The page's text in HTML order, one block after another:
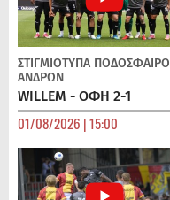
ΣΤΙΓΜΙΟΤΥΠΑ ΠΟΔΌΣΦΑΙΡΟ
ΑΝΔΡΏΝ
WILLEM - ΟΦΗ 2-1
01/08/2026 | 15:00